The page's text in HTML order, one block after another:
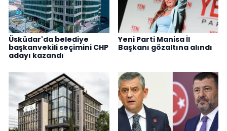
Üsküdar'da belediye
başkanvekili seçimini CHP
adayı kazandı
Yeni Parti Manisa İl
Başkanı gözaltına alındı